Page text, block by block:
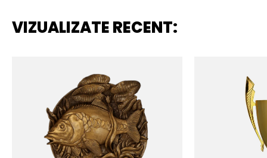
VIZUALIZATE RECENT: